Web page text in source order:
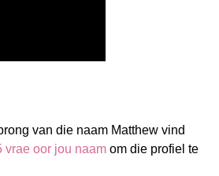
van die naam Matthew vind
vrae oor jou naamom die profiel te